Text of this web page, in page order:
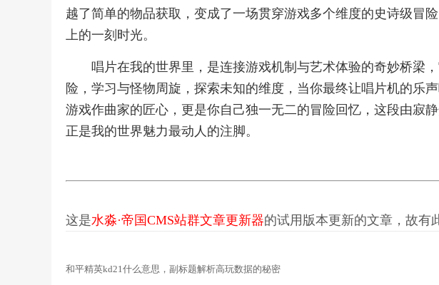
越了简单的物品获取，变成了一场贯穿游戏多个维度的史诗级冒
上的一刻时光。
唱片在我的世界里，是连接游戏机制与艺术体验的奇妙桥梁
险，学习与怪物周旋，探索未知的维度，当你最终让唱片机的乐
游戏作曲家的匠心，更是你自己独一无二的冒险回忆，这段由寂
正是我的世界魅力最动人的注脚。
这是水淼·帝国CMS站群文章更新器的试用版本更新的文章，故有
和平精英kd21什么意思，副标题解析高玩数据的秘密